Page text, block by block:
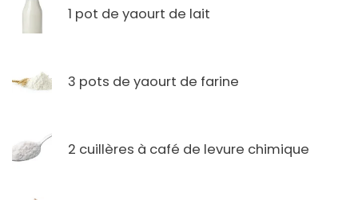
1 pot de yaourt de lait
3 pots de yaourt de farine
2 cuillères à café de levure chimique